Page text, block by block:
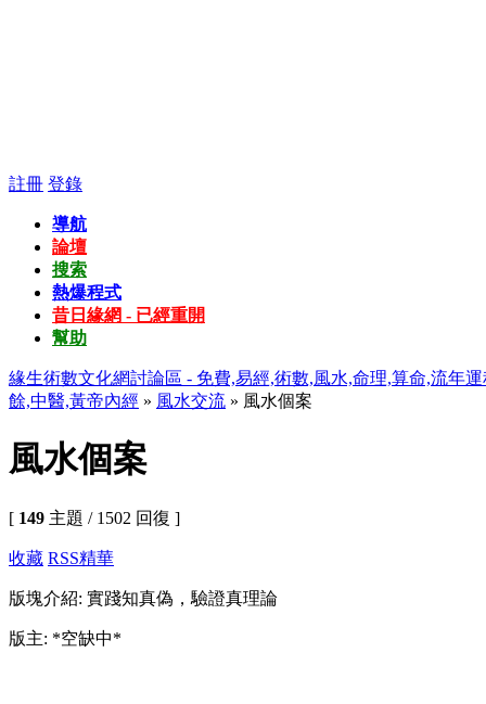
註冊 登錄
導航
論壇
搜索
熱爆程式
昔日緣網 - 已經重開
幫助
緣生術數文化網討論區 - 免費,易經,術數,風水,命理,算命,流年
餘,中醫,黃帝內經 » 風水交流 » 風水個案
風水個案
[ 149 主題 / 1502 回復 ]
收藏 RSS精華
版塊介紹: 實踐知真偽，驗證真理論
版主: *空缺中*